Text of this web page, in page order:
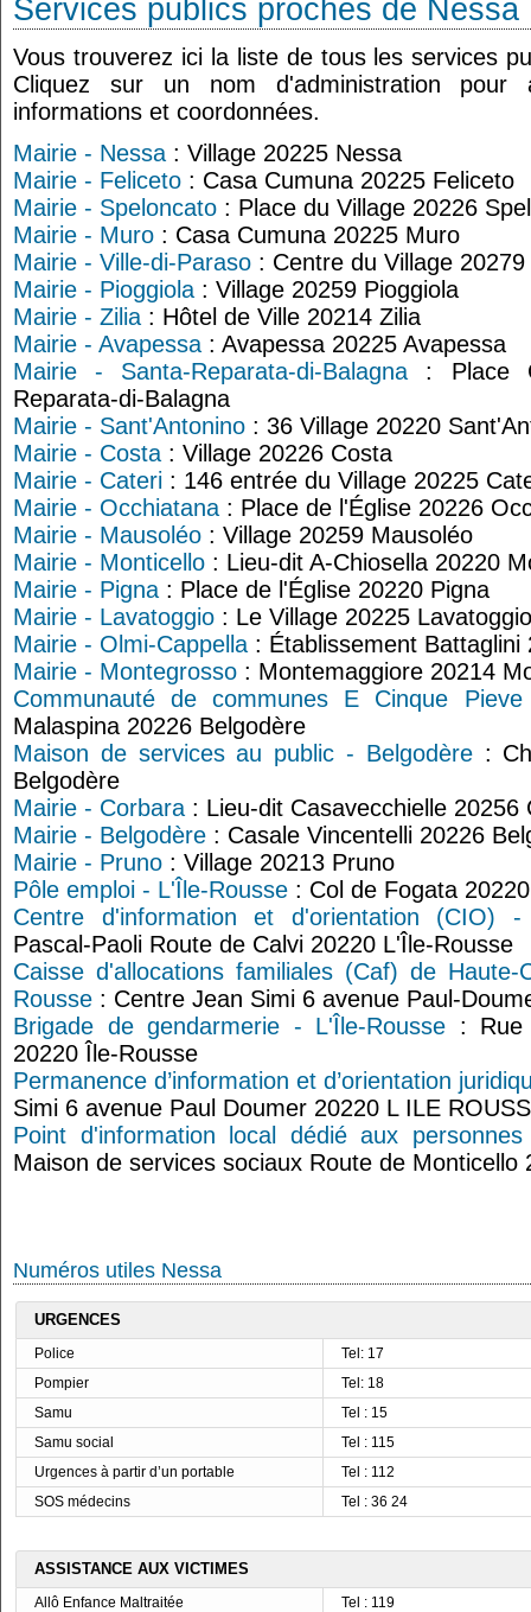
Services publics proches de Nessa
Vous trouverez ici la liste de tous les services
Cliquez sur un nom d'administration
informations et coordonnées.
Mairie - Nessa : Village 20225 Nessa
Mairie - Feliceto : Casa Cumuna 20225 Feliceto
Mairie - Speloncato : Place du Village 20226
Mairie - Muro : Casa Cumuna 20225 Muro
Mairie - Ville-di-Paraso : Centre du Village
Mairie - Pioggiola : Village 20259 Pioggiola
Mairie - Zilia : Hôtel de Ville 20214 Zilia
Mairie - Avapessa : Avapessa 20225 Avapessa
Mairie - Santa-Reparata-di-Balagna : Place
Reparata-di-Balagna
Mairie - Sant'Antonino : 36 Village 20220
Mairie - Costa : Village 20226 Costa
Mairie - Cateri : 146 entrée du Village 20225
Mairie - Occhiatana : Place de l'Église 20226
Mairie - Mausoléo : Village 20259 Mausoléo
Mairie - Monticello : Lieu-dit A-Chiosella 20220
Mairie - Pigna : Place de l'Église 20220 Pigna
Mairie - Lavatoggio : Le Village 20225 Lavatoggio
Mairie - Olmi-Cappella : Établissement Battaglini
Mairie - Montegrosso : Montemaggiore 20214
Communauté de communes E Cinque
Malaspina 20226 Belgodère
Maison de services au public - Belgodère:
Belgodère
Mairie - Corbara : Lieu-dit Casavecchielle 20256
Mairie - Belgodère : Casale Vincentelli 20226
Mairie - Pruno : Village 20213 Pruno
Pôle emploi - L'Île-Rousse : Col de Fogata
Centre d'information et d'orientation (CIO) -
Pascal-Paoli Route de Calvi 20220 L'Île-Rousse
Caisse d'allocations familiales (Caf) de
Rousse : Centre Jean Simi 6 avenue Paul-
Brigade de gendarmerie - L'Île-Rousse : Rue
20220 Île-Rousse
Permanence d’information et d’orientation
Simi 6 avenue Paul Doumer 20220 L ILE
Point d'information local dédié aux
Maison de services sociaux Route de Monticello
Numéros utiles Nessa
URGENCES
Police
Tel: 17
Pompier
Tel: 18
Samu
Tel : 15
Samu social
Tel : 115
Urgences à partir d’un portable
Tel : 112
SOS médecins
Tel : 36 24
ASSISTANCE AUX VICTIMES
Allô Enfance Maltraitée
Tel : 119